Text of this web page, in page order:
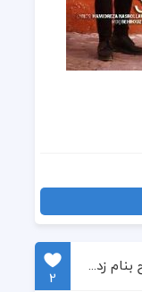
دانلود آهنگ آرش ای پی و مسیح بنام زدی پر
2